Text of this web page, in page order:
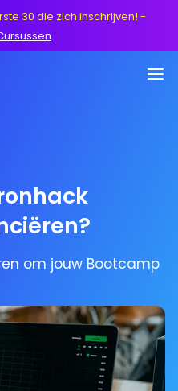
30 die zich inschrijven! -
om jouw Bootcamp